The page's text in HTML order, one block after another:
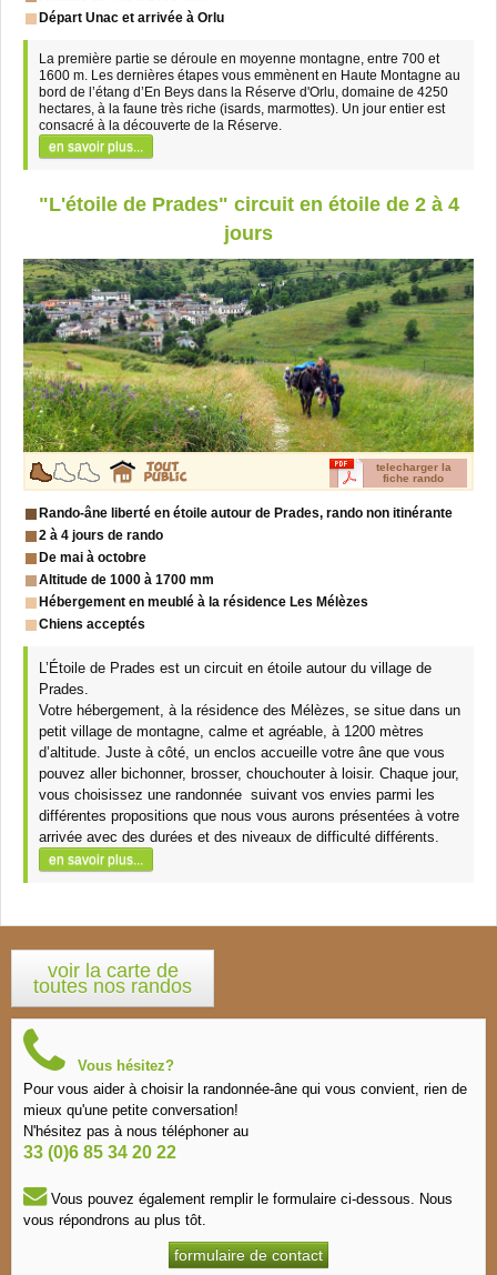
Départ Unac et arrivée à Orlu
La première partie se déroule en moyenne montagne, entre 700 et
1600 m. Les dernières étapes vous emmènent en Haute Montagne au
bord de l’étang d’En Beys dans la Réserve d'Orlu, domaine de 4250
hectares, à la faune très riche (isards, marmottes). Un jour entier est
consacré à la découverte de la Réserve.
en savoir plus...
"L'étoile de Prades" circuit en étoile de 2 à 4
jours
telecharger la
fiche rando
Rando-âne liberté en étoile autour de Prades, rando non itinérante
2 à 4 jours de rando
De mai à octobre
Altitude de 1000 à 1700 mm
Hébergement en meublé à la résidence Les Mélèzes
Chiens acceptés
L’Étoile de Prades est un circuit en étoile autour du village de
Prades.
Votre hébergement, à la résidence des Mélèzes, se situe dans un
petit village de montagne, calme et agréable, à 1200 mètres
d’altitude. Juste à côté, un enclos accueille votre âne que vous
pouvez aller bichonner, brosser, chouchouter à loisir. Chaque jour,
vous choisissez une randonnée suivant vos envies parmi les
différentes propositions que nous vous aurons présentées à votre
arrivée avec des durées et des niveaux de difficulté différents.
en savoir plus...
voir la carte de
toutes nos randos
Vous hésitez?
Pour vous aider à choisir la randonnée-âne qui vous convient, rien de
mieux qu'une petite conversation!
N'hésitez pas à nous téléphoner au
33 (0)6 85 34 20 22
Vous pouvez également remplir le formulaire ci-dessous. Nous
vous répondrons au plus tôt.
formulaire de contact